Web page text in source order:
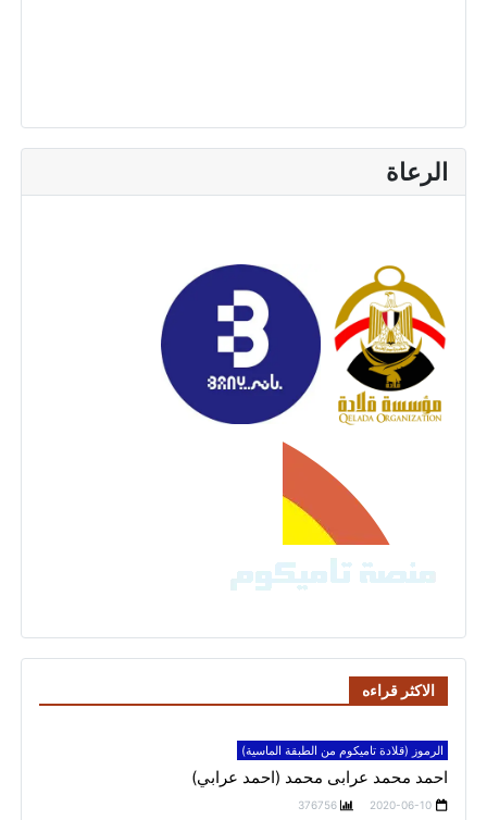
الرعاة
الاكثر قراءه
الرموز (قلادة تاميكوم من الطبقة الماسية)
احمد محمد عرابى محمد (احمد عرابي)
2020-06-10
376756